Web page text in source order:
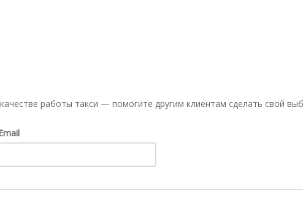
работы такси — помогите другим клиентам сделать свой